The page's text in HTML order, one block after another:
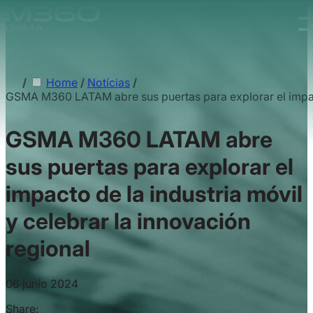
/ Home / Notícias /
GSMA M360 LATAM abre sus puertas para explorar el
GSMA M360 LATAM abre
sus puertas para explorar el
impacto de la industria móvil
y celebrar la innovación
regional
06 junio 2024
Share: